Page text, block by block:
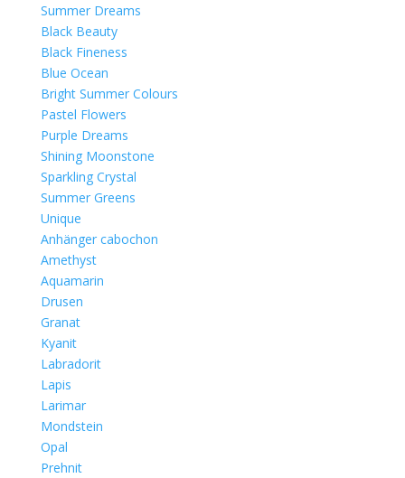
Summer Dreams
Black Beauty
Black Fineness
Blue Ocean
Bright Summer Colours
Pastel Flowers
Purple Dreams
Shining Moonstone
Sparkling Crystal
Summer Greens
Unique
Anhänger cabochon
Amethyst
Aquamarin
Drusen
Granat
Kyanit
Labradorit
Lapis
Larimar
Mondstein
Opal
Prehnit